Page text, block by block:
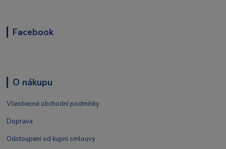
Facebook
O nákupu
Všeobecné obchodní podmínky
Doprava
Odstoupení od kupní smlouvy